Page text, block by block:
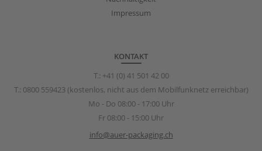
Impressum
KONTAKT
T.: +41 (0) 41 501 42 00
T.: 0800 559423(kostenlos, nicht aus dem Mobilfunknetz erreichbar)
Mo - Do 08:00 - 17:00 Uhr
Fr 08:00 - 15:00 Uhr
info@auer-packaging.ch